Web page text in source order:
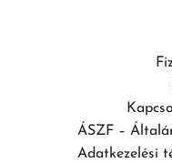
ÁSZF –
Adatkezelési